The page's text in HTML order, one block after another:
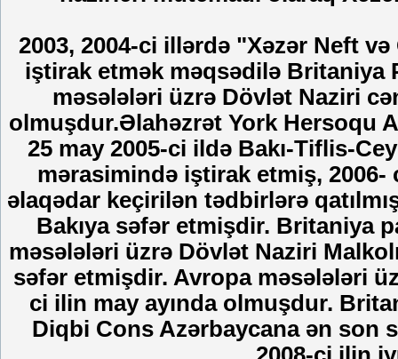
2003, 2004-ci illərdə "Xəzər Neft
iştirak etmək məqsədilə Britaniya
məsələləri üzrə Dövlət Naziri
olmuşdur.Əlahəzrət York Hersoqu
25 may 2005-ci ildə Bakı-Tiflis-
mərasimində iştirak etmiş, 2006-
əlaqədar keçirilən tədbirlərə
Bakıya səfər etmişdir. Britaniya
məsələləri üzrə Dövlət Naziri
səfər etmişdir. Avropa məsələləri
ci ilin may ayında olmuşdur.
Diqbi Cons Azərbaycana ən son